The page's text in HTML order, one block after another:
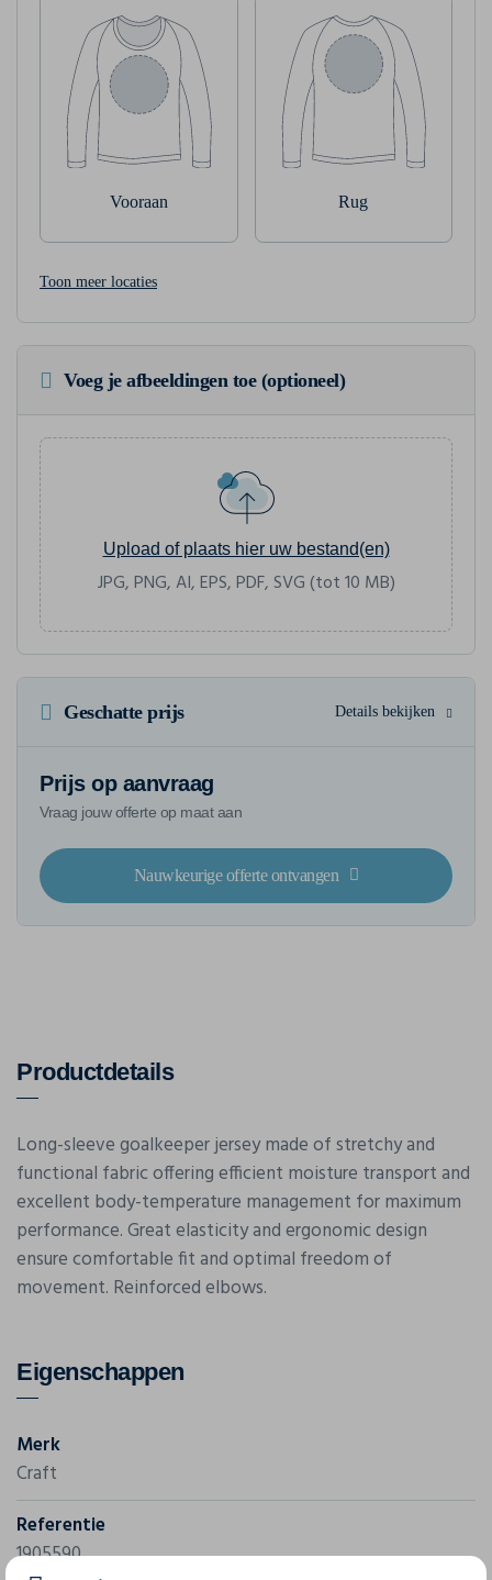
Vooraan Rug
Toon meer locaties
Voeg je afbeeldingen toe (optioneel)
Upload of plaats hier uw bestand(en)
JPG, PNG, AI, EPS, PDF, SVG (tot 10 MB)
Geschatte prijs Details bekijken
Prijs op aanvraag
Vraag jouw offerte op maat aan
Nauwkeurige offerte ontvangen
Productdetails
Long-sleeve goalkeeper jersey made of stretchy and
functional fabric offering efficient moisture transport and
excellent body-temperature management for maximum
performance. Great elasticity and ergonomic design
ensure comfortable fit and optimal freedom of
movement. Reinforced elbows.
Eigenschappen
Merk
Craft
Referentie
1905590